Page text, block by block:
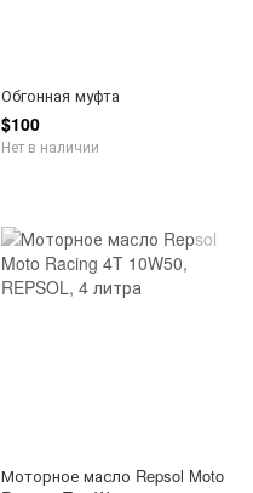
Обгонная муфта
$100
Нет в наличии
Моторное масло Repsol Moto